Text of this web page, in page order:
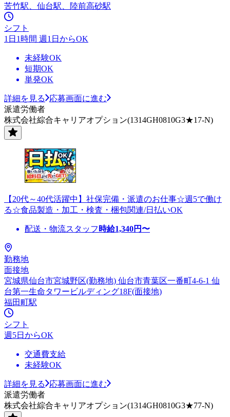
苦竹駅、仙台駅、陸前高砂駅
シフト
1日1時間 週1日からOK
未経験OK
短期OK
単発OK
詳細を見る
応募画面に進む
派遣労働者
株式会社綜合キャリアオプション(1314GH0810G3★17-N)
【20代～40代活躍中】社保完備・派遣のお仕事☆週5で働け
る☆食品製造・加工・検査・梱包関連/日払いOK
配送・物流スタッフ 時給1,340円〜
勤務地
面接地
宮城県仙台市宮城野区(勤務地) 仙台市青葉区一番町4-6-1 仙
台第一生命タワービルディング18F(面接地)
福田町駅
シフト
週5日からOK
交通費支給
未経験OK
詳細を見る
応募画面に進む
派遣労働者
株式会社綜合キャリアオプション(1314GH0810G3★77-N)